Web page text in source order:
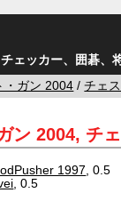
ェッカー、囲碁、
・ガン 2004 /チェス
ン 2004, チ
1997 , 0.5
, 0.5